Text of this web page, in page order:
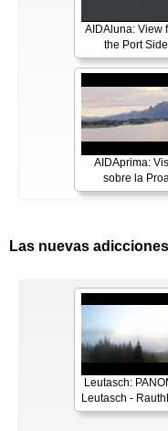
AIDAluna: View
the Port Side
AIDAprima:
sobre la
Las nuevas
Leutasch:
Leutasch -